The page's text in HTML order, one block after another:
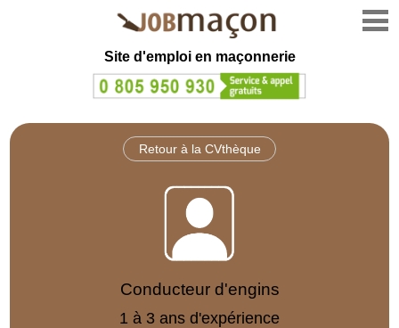
Site d'emploi en maçonnerie
Retour à la CVthèque
Conducteur d'engins
1 à 3 ans d'expérience